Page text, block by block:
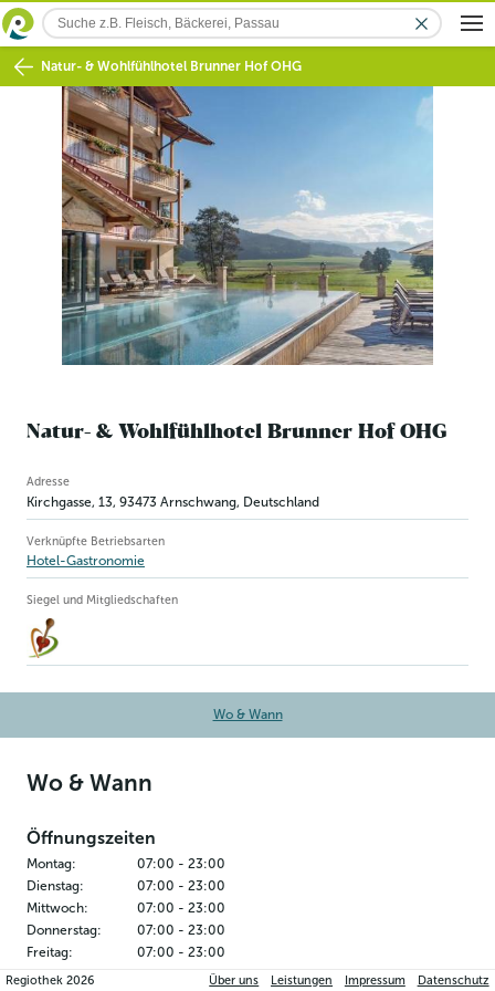
Natur- & Wohlfühlhotel Brunner Hof OHG
Natur- & Wohlfühlhotel Brunner Hof OHG
Betriebsinformation
Adresse
Kirchgasse, 13, 93473 Arnschwang, Deutschland
Verknüpfte Betriebsarten
Hotel-Gastronomie
Siegel und Mitgliedschaften
Wo & Wann
Wo & Wann
Öffnungszeiten
Montag: 07:00 - 23:00
Dienstag: 07:00 - 23:00
Mittwoch: 07:00 - 23:00
Donnerstag: 07:00 - 23:00
Freitag: 07:00 - 23:00
Samstag:
23:00
Regiothek2026 Über uns Leistungen Impressum Datenschutz